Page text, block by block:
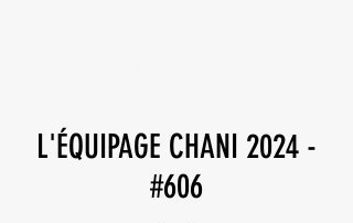
L'ÉQUIPAGE CHANI 2024 -
#606